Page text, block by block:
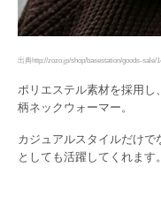
出典http://zozo.jp/shop/basestation/goods-sale/
ポリエステル素材を採用し
柄ネックウォーマー。
カジュアルスタイルだけ
としても活躍してくれます。